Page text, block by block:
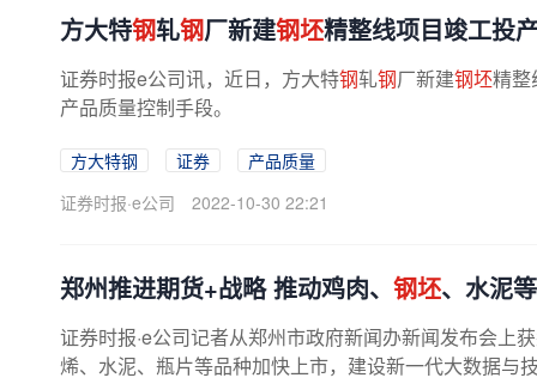
方大特钢轧钢厂新建钢坯精整线项目竣工投
证券时报e公司讯，近日，方大特钢轧钢厂新建钢坯精整
产品质量控制手段。
方大特钢 证券
产品质量
证券时报·e公司
2022-10-30 22:21
郑州推进期货+战略 推动鸡肉、 钢坯、水泥
证券时报·e公司记者从郑州市政府新闻办新闻发布会上
烯、水泥、瓶片等品种加快上市，建设新一代大数据与